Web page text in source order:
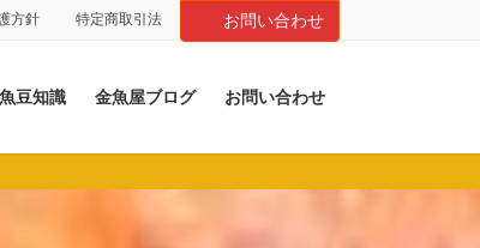
方針 特定商取引法 お問い合わせ
豆知識 金魚屋ブログ お問い合わせ